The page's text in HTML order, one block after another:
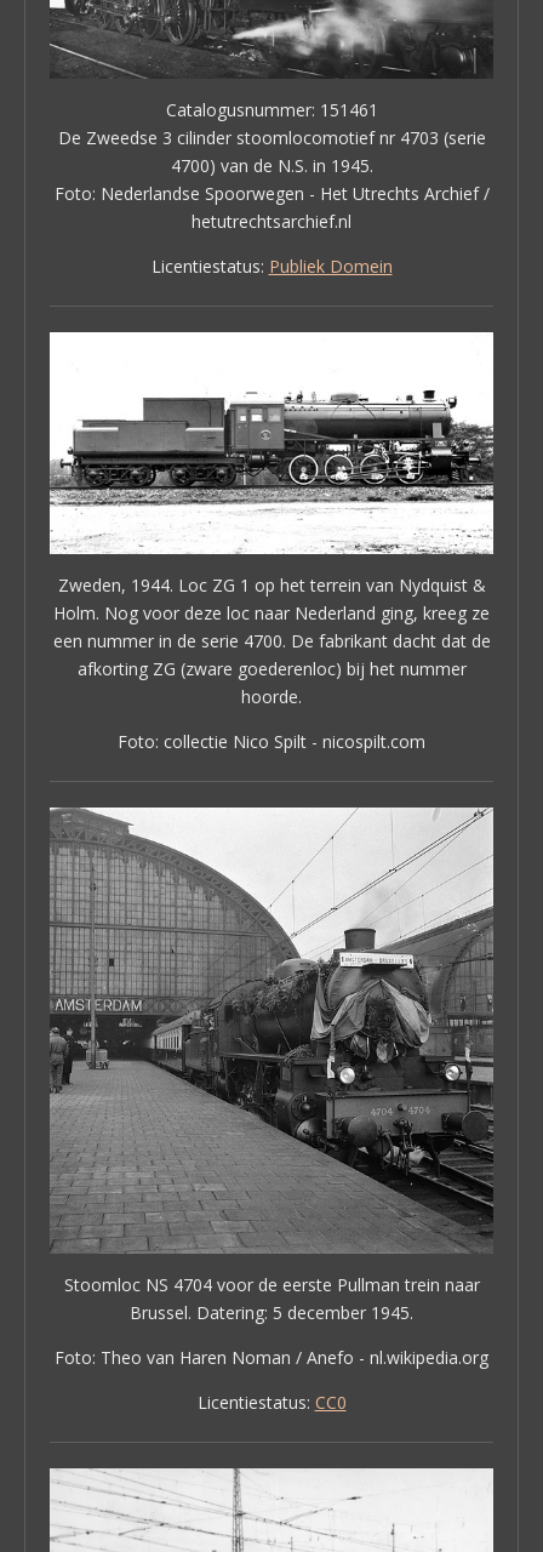
Catalogusnummer: 151461
De Zweedse 3 cilinder stoomlocomotief nr 4703 (serie
4700) van de N.S. in 1945.
Foto: Nederlandse Spoorwegen - Het Utrechts Archief /
hetutrechtsarchief.nl
Licentiestatus: Publiek Domein
Zweden, 1944. Loc ZG 1 op het terrein van Nydquist &
Holm. Nog voor deze loc naar Nederland ging, kreeg ze
een nummer in de serie 4700. De fabrikant dacht dat de
afkorting ZG (zware goederenloc) bij het nummer
hoorde.
Foto: collectie Nico Spilt - nicospilt.com
Stoomloc NS 4704 voor de eerste Pullman trein naar
Brussel. Datering: 5 december 1945.
Foto: Theo van Haren Noman / Anefo - nl.wikipedia.org
Licentiestatus: CC0